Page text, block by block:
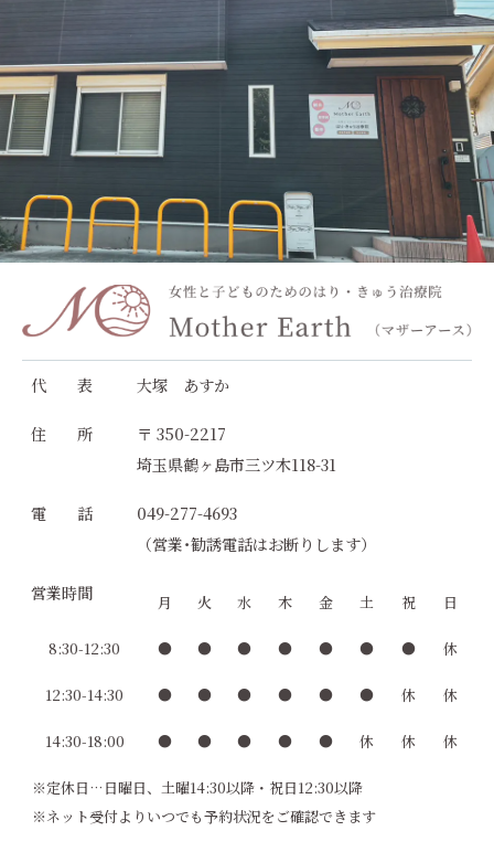
代 表 大塚 あすか
住 所
〒 350-2217
埼玉県鶴ヶ島市三ツ木118-31
電 話
049-277-4693
（営業･勧誘電話はお断りします）
営業時間 月 火 水 木 金 土 祝 日
8:30-12:30 ● ● ● ● ● ● ● 休
12:30-14:30 ● ● ● ● ● ● 休 休
14:30-18:00 ● ● ● ● ● 休 休 休
※定休日…日曜日、土曜14:30以降・祝日12:30以降
※ネット受付よりいつでも予約状況をご確認できます